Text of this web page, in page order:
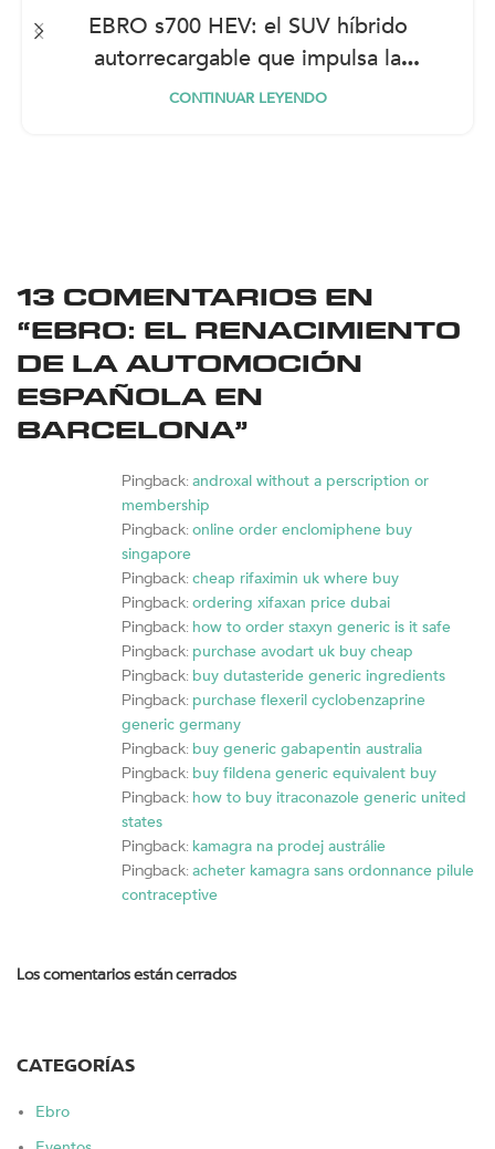
EBRO s700 HEV: el SUV híbrido
autorrecargable que impulsa la
movilidad eficiente
CONTINUAR LEYENDO
13 COMENTARIOS EN
“EBRO: EL RENACIMIENTO
DE LA AUTOMOCIÓN
ESPAÑOLA EN
BARCELONA”
Pingback: androxal without a perscription or
membership
Pingback: online order enclomiphene buy
singapore
Pingback: cheap rifaximin uk where buy
Pingback: ordering xifaxan price dubai
Pingback: how to order staxyn generic is it safe
Pingback: purchase avodart uk buy cheap
Pingback: buy dutasteride generic ingredients
Pingback: purchase flexeril cyclobenzaprine
generic germany
Pingback: buy generic gabapentin australia
Pingback: buy fildena generic equivalent buy
Pingback: how to buy itraconazole generic united
states
Pingback: kamagra na prodej austrálie
Pingback: acheter kamagra sans ordonnance pilule
contraceptive
Los comentarios están cerrados
CATEGORÍAS
Ebro